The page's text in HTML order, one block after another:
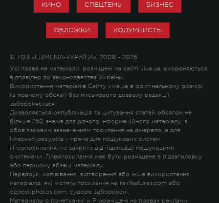
КИНО СПЕЦТЕМЫ БИЗНЕС
ОБЛОЖКИ КОЛУМНИСТЫ
© ТОВ «ЕДІМЕДІА-УКРАЇНА», 2008 - 2026
Усі права на матеріали, розміщені на сайті viva.ua, охороняються
відповідно до законодавства України.
Використання матеріалів Сайту viva.ua в оригінальному розмірі
(в повному обсязі) без письмового дозволу редакції
забороняється.
Дозволяється републікація та цитування статей обсягом не
більше 250 знаків для одного інформаційного матеріалу, з
обов'язковим зазначенням посилання на джерело, а для
Інтернет-ресурсів – пряме для пошукових систем
гіперпосилання, не закрите від індексації пошуковими
системами. Гіперпосилання має бути розміщене в підзаголовку
або першому абзаці матеріалу.
Передрук, копіювання, відтворення або інше використання
матеріалів, які містять посилання на rexfeatures.com або
depositphotos.com, суворо заборонені.
Материалы с пометками! и P розміщені на правах реклами.